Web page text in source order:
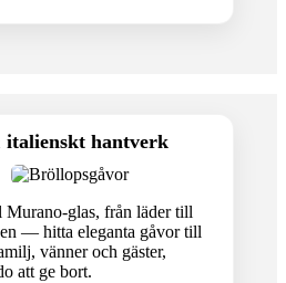
italienskt hantverk
glas, från läder till
— hitta eleganta gåvor till
vänner och gäster,
att ge bort.